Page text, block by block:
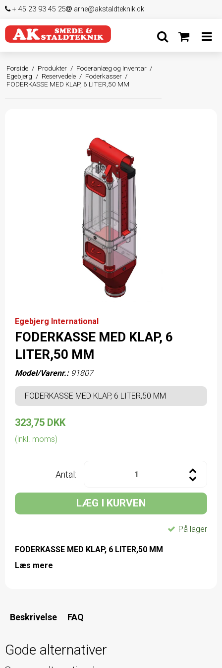
+ 45 23 93 45 25 arne@akstaldteknik.dk
Forside / Produkter / Foderanlæg og Inventar /
Egebjerg / Reservedele / Foderkasser /
FODERKASSE MED KLAP, 6 LITER,50 MM
Egebjerg International
FODERKASSE MED KLAP, 6
LITER,50 MM
Model/Varenr.: 91807
FODERKASSE MED KLAP, 6 LITER,50 MM
323,75 DKK
(inkl. moms)
Antal:
LÆG I KURVEN
På lager
FODERKASSE MED KLAP, 6 LITER,50 MM
Læs mere
Beskrivelse FAQ
Gode alternativer